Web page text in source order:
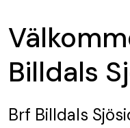
Billdals
Brf Billdals